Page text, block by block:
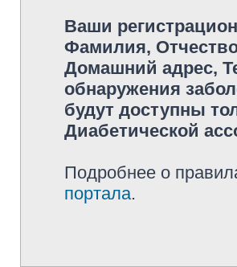
Ваши
Фамилия,
Домашний адрес,
обнаружения
будут доступны
Диабетической
Подробнее о
портала.